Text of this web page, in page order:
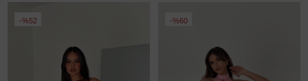
%52 %60